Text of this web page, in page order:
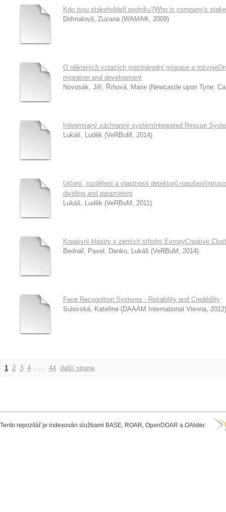
Kdo jsou stakeholdeři podniku?Who is company's
Dohnalová, Zuzana (WAMAK, 2009)
O některých vztazích mezinárodní migrace a
migration and development
Novosák, Jiří; Říhová, Marie (Newcastle upon Tyne:
Integrovaný záchranný systémIntegrated Rescue
Lukáš, Luděk (VeRBuM , 2014)
Určení, rozdělení a vlastnosti detektorů
dividing and parameters
Lukáš, Luděk (VeRBuM , 2011)
Kreativní klastry v zemích střední EvropyCreative
Bednář, Pavel ; Danko, Lukáš (VeRBuM , 2014)
Face Recognition Systems - Reliability and Credibility
Sulovská, Kateřina (DAAAM International Vienna, 2012)
1 2 3 4 . . . 44 další strana
Tento repozitář je indexován službami BASE, ROAR, OpenDOAR a OAIster.